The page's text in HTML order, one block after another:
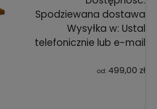
Spodziewana dostawa
Wysyłka w: Ustal
telefonicznie lub e-mail
od: 499,00 zł